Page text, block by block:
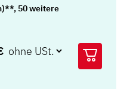
50 weitere